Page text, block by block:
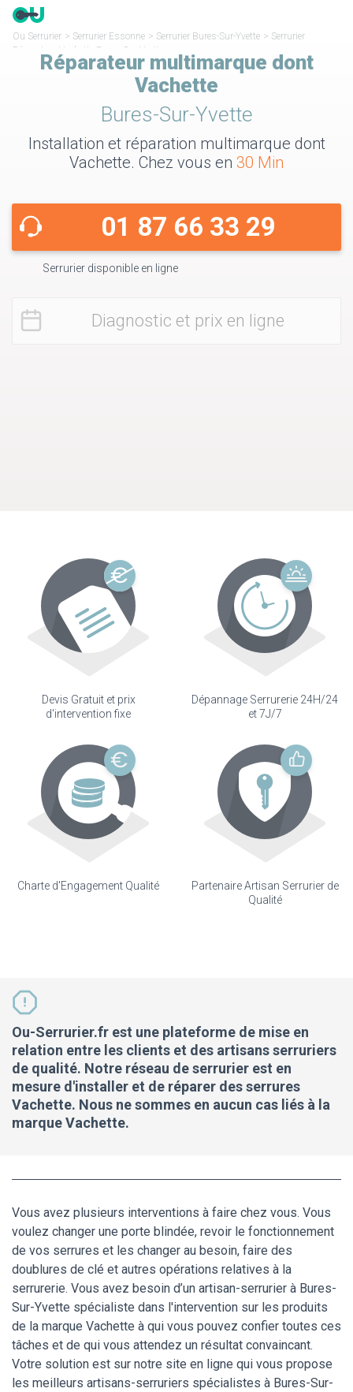
Ou Serrurier > Serrurier Essonne > Serrurier Bures-Sur-Yvette > Serrurier
Réparateur Vachette Bures-Sur-Yvette
Réparateur multimarque dont
Vachette
Bures-Sur-Yvette
Installation et réparation multimarque dont
Vachette. Chez vous en 30 Min
01 87 66 33 29
Serrurier disponible en ligne
Diagnostic et prix en ligne
Devis Gratuit et prix
d'intervention fixe
Dépannage Serrurerie 24H/24
et 7J/7
Charte d'Engagement Qualité
Partenaire Artisan Serrurier de
Qualité
Ou-Serrurier.fr est une plateforme de mise en
relation entre les clients et des artisans serruriers
de qualité. Notre réseau de serrurier est en
mesure d'installer et de réparer des serrures
Vachette. Nous ne sommes en aucun cas liés à la
marque Vachette.
Vous avez plusieurs interventions à faire chez vous. Vous
voulez changer une porte blindée, revoir le fonctionnement
de vos serrures et les changer au besoin, faire des
doublures de clé et autres opérations relatives à la
serrurerie. Vous avez besoin d’un artisan-serrurier à Bures-
Sur-Yvette spécialiste dans l'intervention sur les produits
de la marque Vachette à qui vous pouvez confier toutes ces
tâches et de qui vous attendez un résultat convaincant.
Votre solution est sur notre site en ligne qui vous propose
les meilleurs artisans-serruriers spécialistes à Bures-Sur-